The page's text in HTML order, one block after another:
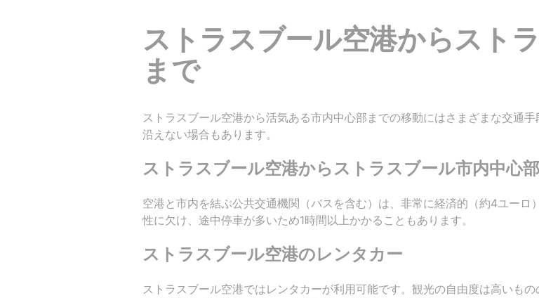
ストラスブール空港からスト
まで
ストラスブール空港から活気ある市内中心部までの移動にはさまざまな交通
沿えない場合もあります。
ストラスブール空港からストラスブール市内中心
空港と市内を結ぶ公共交通機関（バスを含む）は、非常に経済的（約4ユー
性に欠け、途中停車が多いため1時間以上かかることもあります。
ストラスブール空港のレンタカー
ストラスブール空港ではレンタカーが利用可能です。観光の自由度は高いも